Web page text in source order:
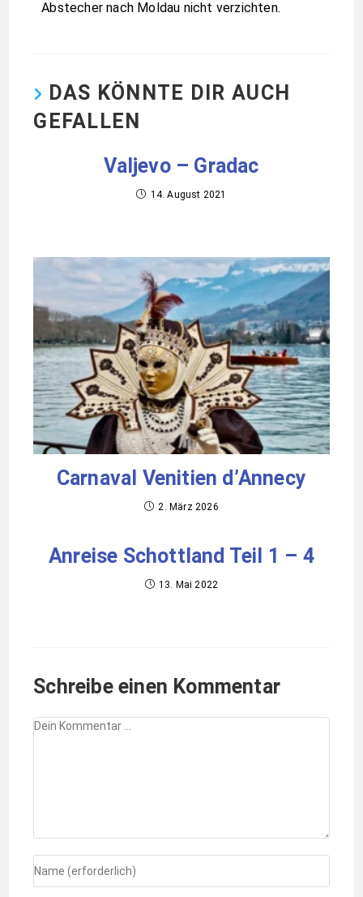
Abstecher nach Moldau nicht verzichten.
DAS KÖNNTE DIR AUCH
GEFALLEN
Valjevo – Gradac
14. August 2021
Carnaval Venitien d’Annecy
2. März 2026
Anreise Schottland Teil 1 – 4
13. Mai 2022
Schreibe einen Kommentar